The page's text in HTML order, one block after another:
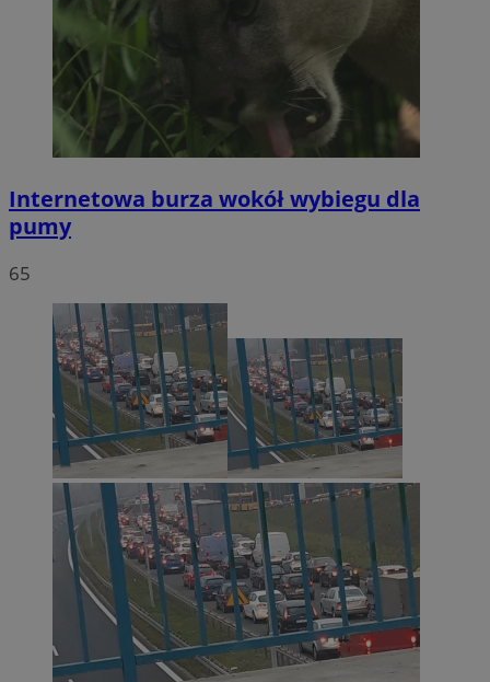
Internetowa burza wokół wybiegu dla
pumy
65